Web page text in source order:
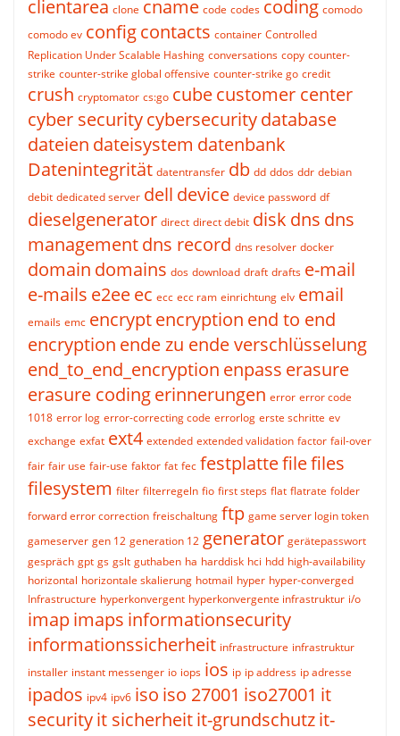
clientarea clone cname code codes coding comodo
comodo ev configcontacts container Controlled
Replication Under Scalable Hashing conversations copy counter-
strike counter-strike global offensive counter-strike go credit
crush cryptomator cs:go cubecustomer center
cyber securitycybersecuritydatabase
dateien dateisystem datenbank
Datenintegrität datentransfer db dd ddos ddr debian
debit dedicated server dell device device password df
dieselgenerator direct direct debit disk dns dns
managementdns record dns resolver docker
domain domains dos download draft drafts e-mail
e-mails e2eeec ecc ecc ram einrichtung elv email
emails emc encryptencryption end to end
encryption ende zu ende verschlüsselung
end_to_end_encryption enpass erasure
erasure codingerinnerungen error error code
1018 error log error-correcting code errorlog erste schritte ev
exchange exfat ext4 extended extended validation factor fail-over
fair fair use fair-use faktor fat fec festplattefilefiles
filesystem filter filterregeln fio first steps flat flatrate folder
forward error correction freischaltung ftp game server login token
gameserver gen 12 generation 12 generator gerätepasswort
gespräch gpt gs gslt guthaben ha harddisk hci hdd high-availability
horizontal horizontale skalierung hotmail hyper hyper-converged
Infrastructure hyperkonvergent hyperkonvergente infrastruktur i/o
imapimaps informationsecurity
informationssicherheit infrastructure infrastruktur
installer instant messenger io iops ios ip ip address ip adresse
ipados ipv4 ipv6 iso iso 27001 iso27001 it
securityit sicherheitit-grundschutzit-